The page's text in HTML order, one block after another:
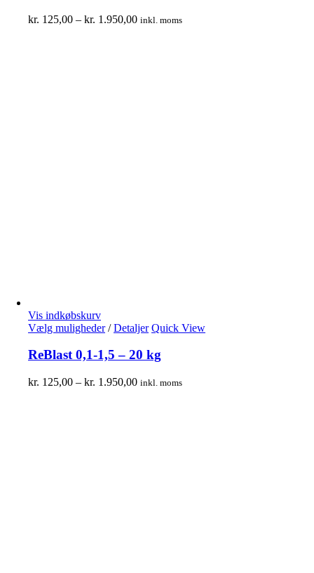
kr. 125,00 – kr. 1.950,00 inkl. moms
Vis indkøbskurv
Vælg muligheder/ Detaljer Quick View
ReBlast 0,1-1,5 – 20 kg
kr. 125,00 – kr. 1.950,00 inkl. moms